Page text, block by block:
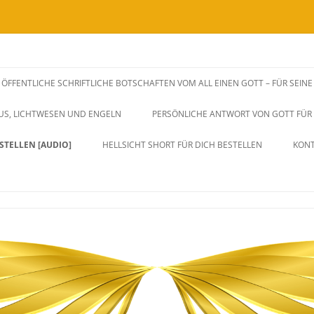
und Eins sein.
ÖFFENTLICHE SCHRIFTLICHE BOTSCHAFTEN VOM ALL EINEN GOTT – FÜR
LICHTWESEN UND ENGELN PERSÖNLICHE ANTWORT VON GOTT
[AUDIO] HELLSICHT SHORT FÜR DICH BESTELLEN